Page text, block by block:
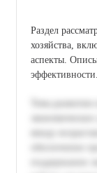
Раздел
хозяйства,
аспекты.
эффективности.